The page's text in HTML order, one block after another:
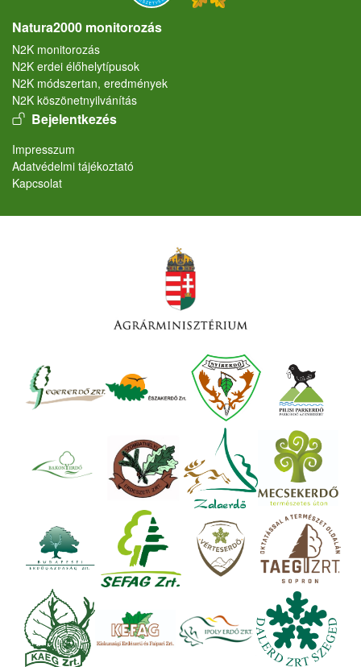
Natura2000 monitorozás
N2K monitorozás
N2K erdei élőhelytípusok
N2K módszertan, eredmények
N2K köszönetnyilvánítás
User account menu
Bejelentkezés
Lábléc
Impresszum
Adatvédelmi tájékoztató
Kapcsolat